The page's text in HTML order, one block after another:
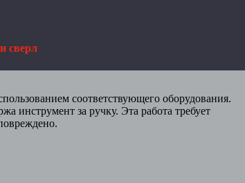
сверл
соответствующего оборудования.
инструмент за ручку. Эта работа требует